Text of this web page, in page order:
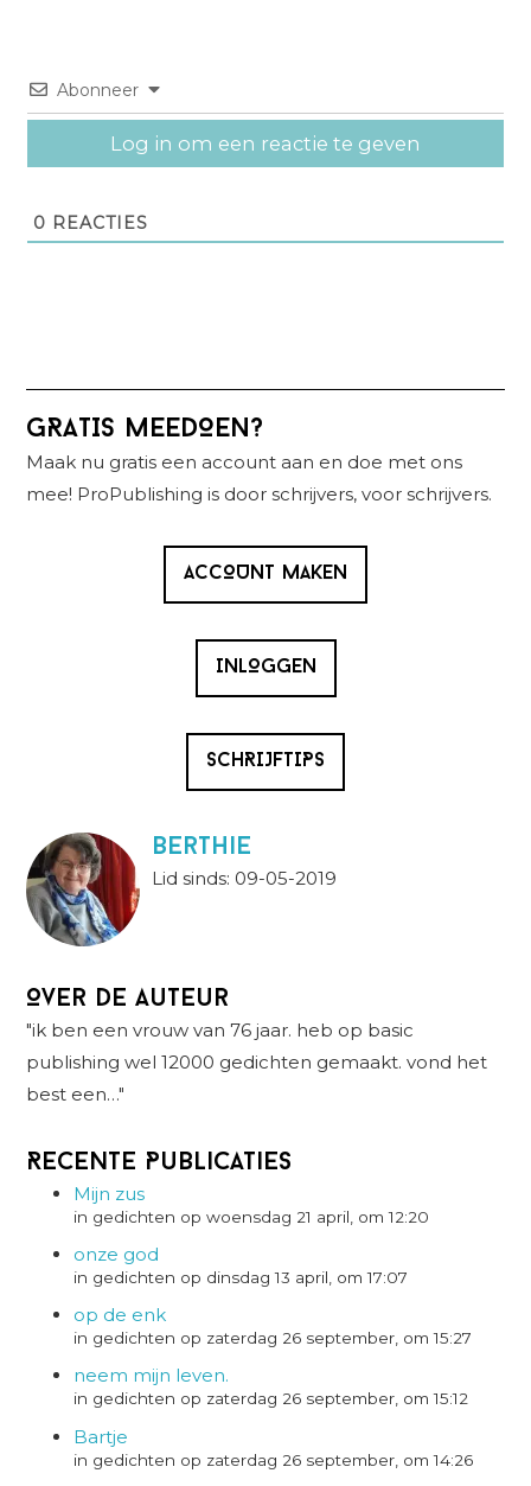
Abonneer
Log in om een reactie te geven
0 REACTIES
Primaire
Sidebar
GRATIS MEEDOEN?
Maak nu gratis een account aan en doe met ons
mee! ProPublishing is door schrijvers, voor schrijvers.
ACCOUNT MAKEN
INLOGGEN
SCHRIJFTIPS
berthie
Lid sinds: 09-05-2019
Over de auteur
"ik ben een vrouw van 76 jaar. heb op basic
publishing wel 12000 gedichten gemaakt. vond het
best een…"
Recente Publicaties
Mijn zus
in gedichten op woensdag 21 april, om 12:20
onze god
in gedichten op dinsdag 13 april, om 17:07
op de enk
in gedichten op zaterdag 26 september, om 15:27
neem mijn leven.
in gedichten op zaterdag 26 september, om 15:12
Bartje
in gedichten op zaterdag 26 september, om 14:26